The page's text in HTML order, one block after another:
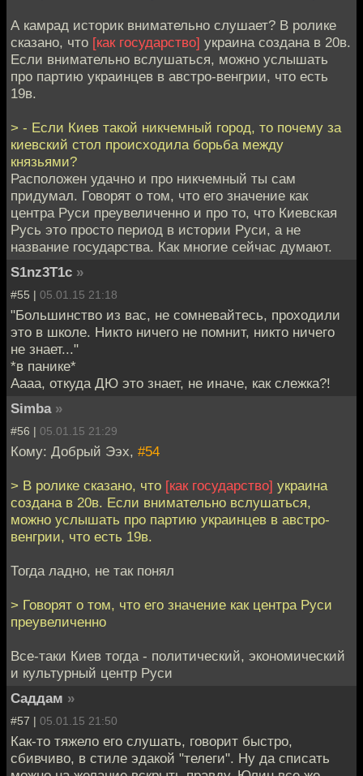
А камрад историк внимательно слушает? В ролике
сказано, что [как государство] украина создана в 20в.
Если внимательно вслушаться, можно услышать
про партию украинцев в австро-венгрии, что есть
19в.
> - Если Киев такой никчемный город, то почему за
киевский стол происходила борьба между
князьями?
Расположен удачно и про никчемный ты сам
придумал. Говорят о том, что его значение как
центра Руси преувеличенно и про то, что Киевская
Русь это просто период в истории Руси, а не
название государства. Как многие сейчас думают.
S1nz3T1c »
#55 | 05.01.15 21:18
"Большинство из вас, не сомневайтесь, проходили
это в школе. Никто ничего не помнит, никто ничего
не знает..."
*в панике*
Аааа, откуда ДЮ это знает, не иначе, как слежка?!
Simba »
#56 | 05.01.15 21:29
Кому: Добрый Ээх, #54
> В ролике сказано, что [как государство] украина
создана в 20в. Если внимательно вслушаться,
можно услышать про партию украинцев в австро-
венгрии, что есть 19в.
Тогда ладно, не так понял
> Говорят о том, что его значение как центра Руси
преувеличенно
Все-таки Киев тогда - политический, экономический
и культурный центр Руси
Саддам »
#57 | 05.01.15 21:50
Как-то тяжело его слушать, говорит быстро,
сбивчиво, в стиле эдакой "телеги". Ну да списать